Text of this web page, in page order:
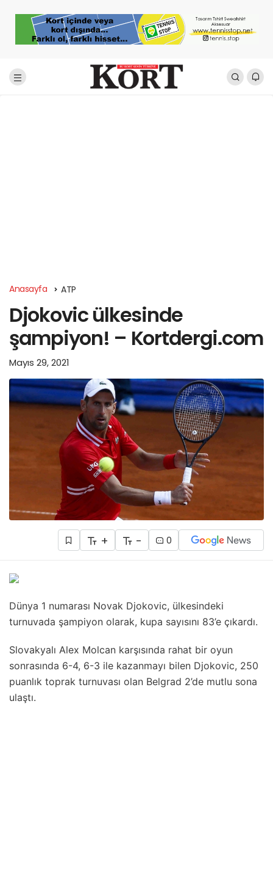
Anasayfa ATP
Djokovic ülkesinde
şampiyon! – Kortdergi.com
Mayıs 29, 2021
+ - 0
Dünya 1 numarası Novak Djokovic, ülkesindeki
turnuvada şampiyon olarak, kupa sayısını 83’e çıkardı.
Slovakyalı Alex Molcan karşısında rahat bir oyun
sonrasında 6-4, 6-3 ile kazanmayı bilen Djokovic, 250
puanlık toprak turnuvası olan Belgrad 2’de mutlu sona
ulaştı.